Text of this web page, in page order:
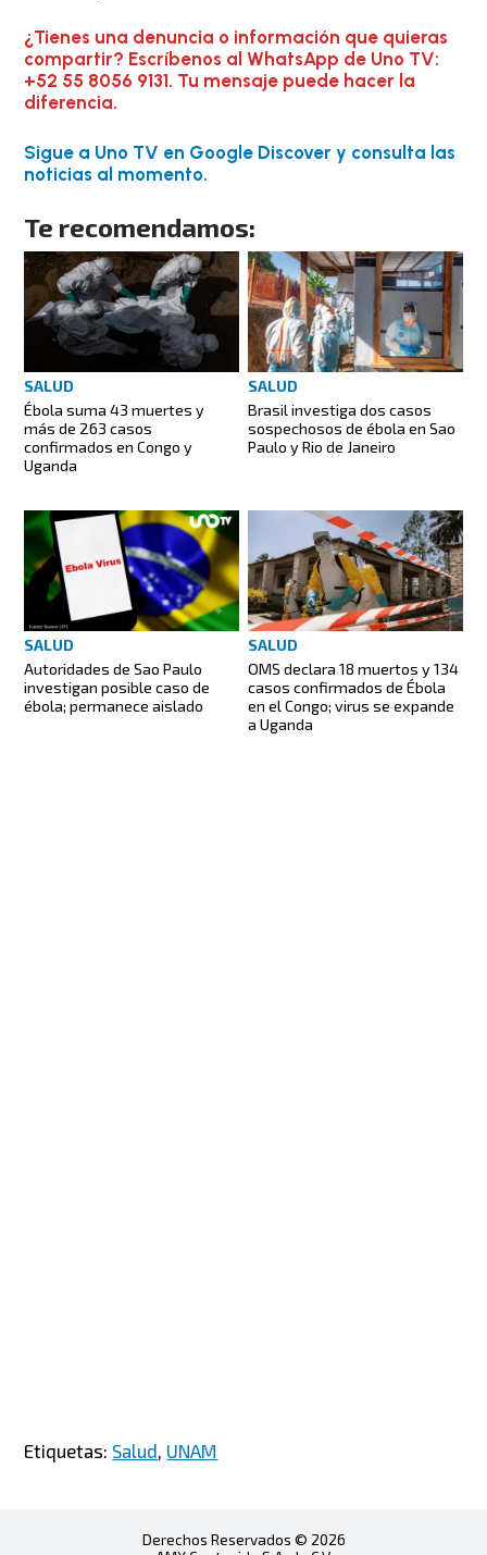
¿Tienes una denuncia o información que quieras
compartir? Escríbenos al WhatsApp de Uno TV:
+52 55 8056 9131. Tu mensaje puede hacer la
diferencia.
Sigue a Uno TV en Google Discover y consulta las
noticias al momento.
Te recomendamos:
SALUD
Ébola suma 43 muertes y
más de 263 casos
confirmados en Congo y
Uganda
SALUD
Brasil investiga dos casos
sospechosos de ébola en Sao
Paulo y Rio de Janeiro
SALUD
Autoridades de Sao Paulo
investigan posible caso de
ébola; permanece aislado
SALUD
OMS declara 18 muertos y 134
casos confirmados de Ébola
en el Congo; virus se expande
a Uganda
Etiquetas: Salud, UNAM
Derechos Reservados © 2026